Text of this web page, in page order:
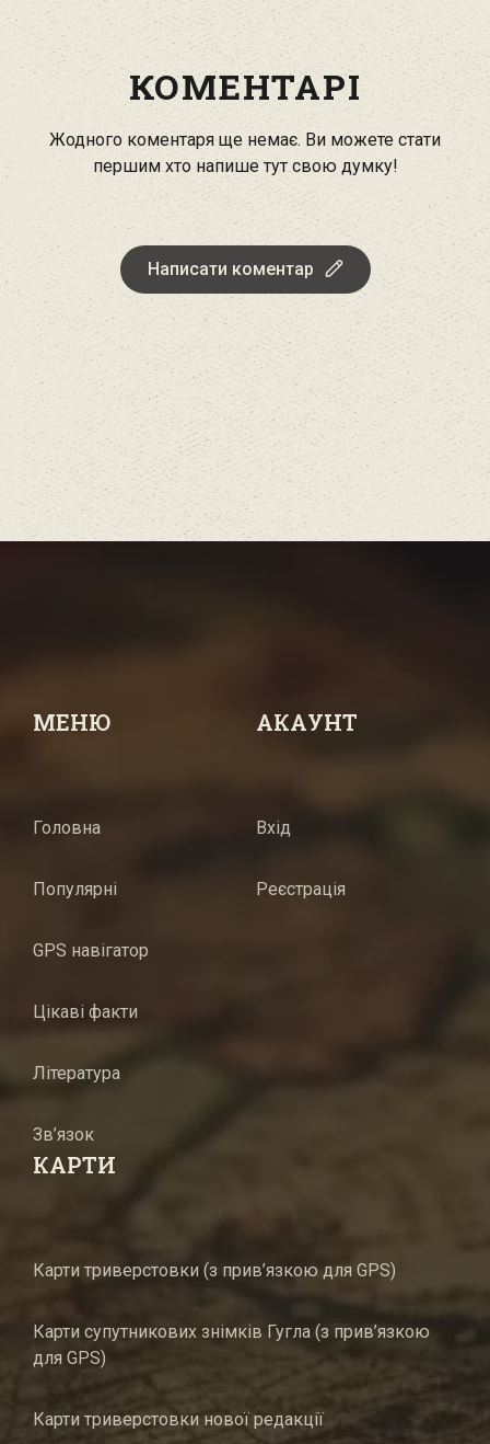
КОМЕНТАРІ
Жодного коментаря ще немає. Ви можете стати
першим хто напише тут свою думку!
Написати коментар
МЕНЮ
Головна
Популярні
GPS навігатор
Цікаві факти
Література
Зв’язок
АКАУНТ
Вхід
Реєстрація
КАРТИ
Карти триверстовки (з прив’язкою для GPS)
Карти супутникових знімків Гугла (з прив’язкою
для GPS)
Карти триверстовки нової редакції